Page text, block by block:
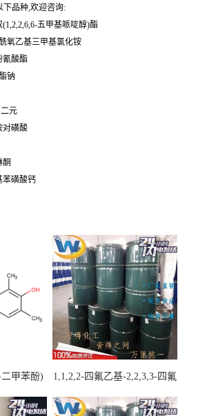
下品种,欢迎咨询:
(1,2,2,6,6-五甲基哌啶醇)酯
氧乙基三甲基氯化铵
氰酸酯
钠
元
对磺酸
酮
苯磺酸钙
甲苯酚)
1,1,2,2-四氟乙基-2,2,3,3-四氟